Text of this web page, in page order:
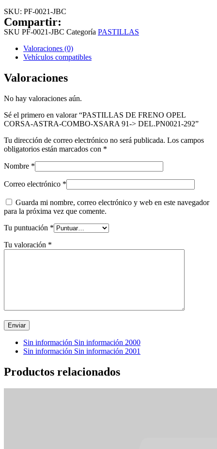
SKU: PF-0021-JBC
Compartir:
SKU PF-0021-JBC Categoría PASTILLAS
Valoraciones (0)
Vehículos compatibles
Valoraciones
No hay valoraciones aún.
Sé el primero en valorar “PASTILLAS DE FRENO OPEL
CORSA-ASTRA-COMBO-XSARA 91-> DEL.PN0021-292”
Tu dirección de correo electrónico no será publicada. Los campos
obligatorios están marcados con *
Nombre *
Correo electrónico *
Guarda mi nombre, correo electrónico y web en este navegador
para la próxima vez que comente.
Tu puntuación *
Tu valoración *
Sin información Sin información 2000
Sin información Sin información 2001
Productos relacionados